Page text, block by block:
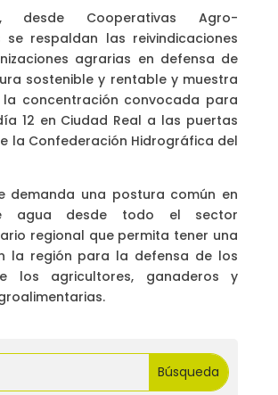
desde Cooperativas Agro-
se respaldan las reivindicaciones
agrarias en defensa de
sostenible y rentable y muestra
concentración convocada para
12 en Ciudad Real a las puertas
la Confederación Hidrográfica del
demanda una postura común en
agua desde todo el sector
regional que permita tener una
la región para la defensa de los
los agricultores, ganaderos y